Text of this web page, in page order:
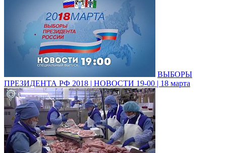
ВЫБОРЫ
ПРЕЗИДЕНТА РФ 2018 | НОВОСТИ 19-00 | 18 марта